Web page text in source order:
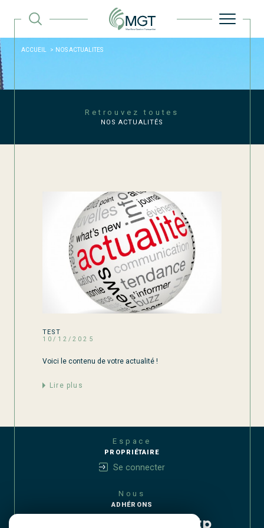
ACCUEIL NOS ACTUALITES
Retrouvez toutes
NOS ACTUALITÉS
TEST
10/12/2025
Voici le contenu de votre actualité !
lire plus
Espace
PROPRIÉTAIRE
Se connecter
Nous
ADHÉRONS